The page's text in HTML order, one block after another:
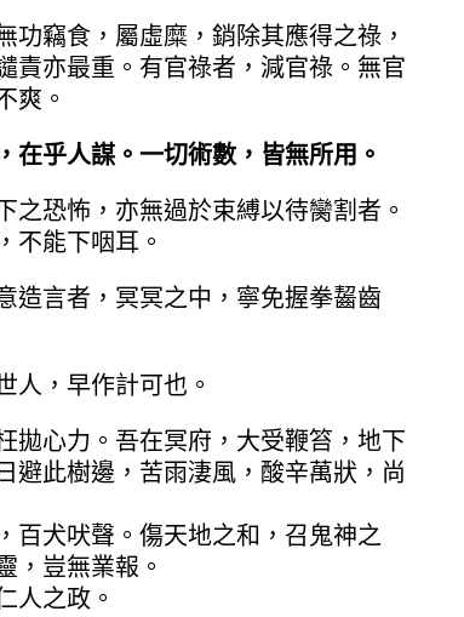
竊食，屬虛糜，銷除其應得之祿，
責亦最重。有官祿者，減官祿。無官
爽。
乎人謀。一切術數，皆無所用。
恐怖，亦無過於束縛以待臠割者。
不能下咽耳。
言者，冥冥之中，寧免握拳齧齒
，早作計可也。
心力。吾在冥府，大受鞭笞，地下
避此樹邊，苦雨淒風，酸辛萬狀，尚
百犬吠聲。傷天地之和，召鬼神之
，豈無業報。
人之政。